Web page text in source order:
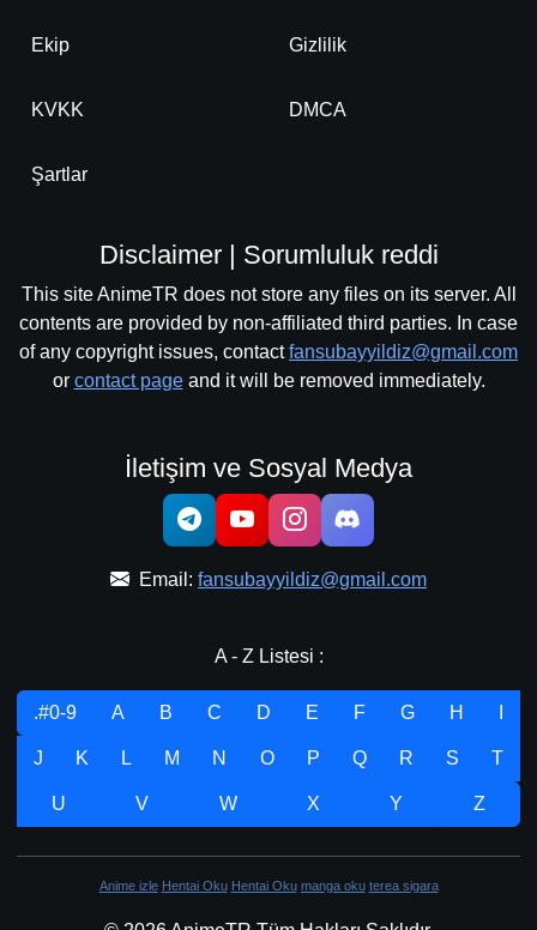
Ekip Gizlilik
KVKK DMCA
Şartlar
Disclaimer | Sorumluluk reddi
This site AnimeTR does not store any files on its server. All
contents are provided by non-affiliated third parties. In case
of any copyright issues, contactfansubayyildiz@gmail.com
or contact pageand it will be removed immediately.
İletişim ve Sosyal Medya
Email: fansubayyildiz@gmail.com
A - Z Listesi :
.#0-9 A B C D E F G H
J K L M N O P Q R S T
U V W X Y Z
Anime izle Hentai Oku Hentai Oku manga oku terea sigara